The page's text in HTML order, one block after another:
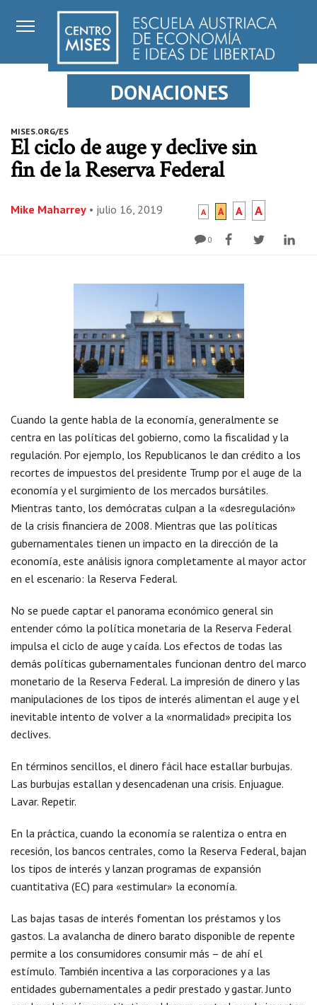
DONACIONES
MISES.ORG/ES
El ciclo de auge y declive sin
fin de la Reserva Federal
Mike Maharrey • julio 16, 2019 A A A A
0
Cuando la gente habla de la economía, generalmente se
centra en las políticas del gobierno, como la fiscalidad y la
regulación. Por ejemplo, los Republicanos le dan crédito a los
recortes de impuestos del presidente Trump por el auge de la
economía y el surgimiento de los mercados bursátiles.
Mientras tanto, los demócratas culpan a la «desregulación»
de la crisis financiera de 2008. Mientras que las políticas
gubernamentales tienen un impacto en la dirección de la
economía, este análisis ignora completamente al mayor actor
en el escenario: la Reserva Federal.
No se puede captar el panorama económico general sin
entender cómo la política monetaria de la Reserva Federal
impulsa el ciclo de auge y caída. Los efectos de todas las
demás políticas gubernamentales funcionan dentro del marco
monetario de la Reserva Federal. La impresión de dinero y las
manipulaciones de los tipos de interés alimentan el auge y el
inevitable intento de volver a la «normalidad» precipita los
declives.
En términos sencillos, el dinero fácil hace estallar burbujas.
Las burbujas estallan y desencadenan una crisis. Enjuague.
Lavar. Repetir.
En la práctica, cuando la economía se ralentiza o entra en
recesión, los bancos centrales, como la Reserva Federal, bajan
los tipos de interés y lanzan programas de expansión
cuantitativa (EC) para «estimular» la economía.
Las bajas tasas de interés fomentan los préstamos y los
gastos. La avalancha de dinero barato disponible de repente
permite a los consumidores consumir más – de ahí el
estímulo. También incentiva a las corporaciones y a las
entidades gubernamentales a pedir prestado y gastar. Junto